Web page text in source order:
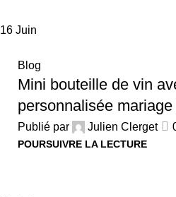
16 Juin
Blog
Mini bouteille de vin
personnalisée
Publié par Julien Clerget
POURSUIVRE LA LECTURE